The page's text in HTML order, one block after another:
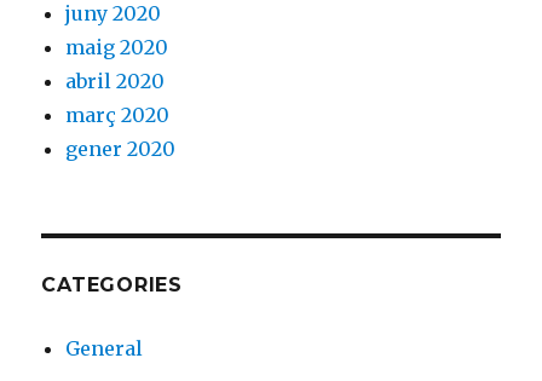
juny 2020
maig 2020
abril 2020
març 2020
gener 2020
CATEGORIES
General